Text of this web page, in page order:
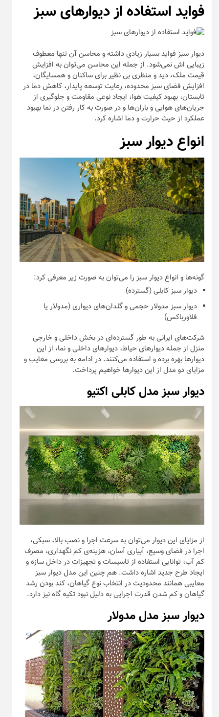
فواید استفاده از دیوار‌های سبز
دیوار‌ سبز فواید بسیار زیادی داشته و محاسن آن تنها معطوف
زیبایی اش نمی‌شود. از جمله این محاسن می‌توان به افزایش
قیمت ملک، دید و منظری بی نظیر برای ساکنان و همسایگان،
افزایش فضای سبز محدوده، رعایت توسعه پایدار، کاهش دما در
تابستان، بهبود کیفیت هوا، ایجاد نوعی مقاومت و جلوگیری از
جریان‌های هوایی و باران‌ها و در صورت به کار رفتن در نما بهبود
عملکرد از حیث حرارت و دما اشاره کرد.
انواع دیوار سبز
گونه‌ها و انواع دیوار سبز را می‌توان به صورت زیر معرفی کرد:
دیوار سبز کابلی (گسترده)
دیوار سبز مدولار حجمی و گلدان‌های دیواری (مدولار یا
فلاورباکس)
شرکت‌های ایرانی به طور گسترده‌ای در بخش داخلی و خارجی
منزل از جمله دیوار‌های حیاط، دیوار‌های داخلی و نما، از این
دیوار‌ها بهره برده و استفاده می‌کنند. در ادامه به بررسی معایب و
مزایای دو مدل از این دیوار‌ها خواهیم پرداخت.
دیوار سبز مدل کابلی اکتیو
از مزایای این دیوار می‌توان به سرعت اجرا و نصب بالا، سبکی،
اجرا در فضای وسیع، آبیاری آسان، هزینه‌ی کم نگهداری، مصرف
کم آب، توانایی استفاده از تاسیسات و تجهیزات در داخل سازه و
ایجاد طرح جدید اشاره داشت. هم چنین این مدل دیوار سبز
معایبی همانند محدودیت در انتخاب نوع گیاهان، کند بودن رشد
گیاهان و کم شدن قدرت اجرایی به دلیل نبود تکیه گاه نیز دارد.
دیوار سبز مدل مدولار